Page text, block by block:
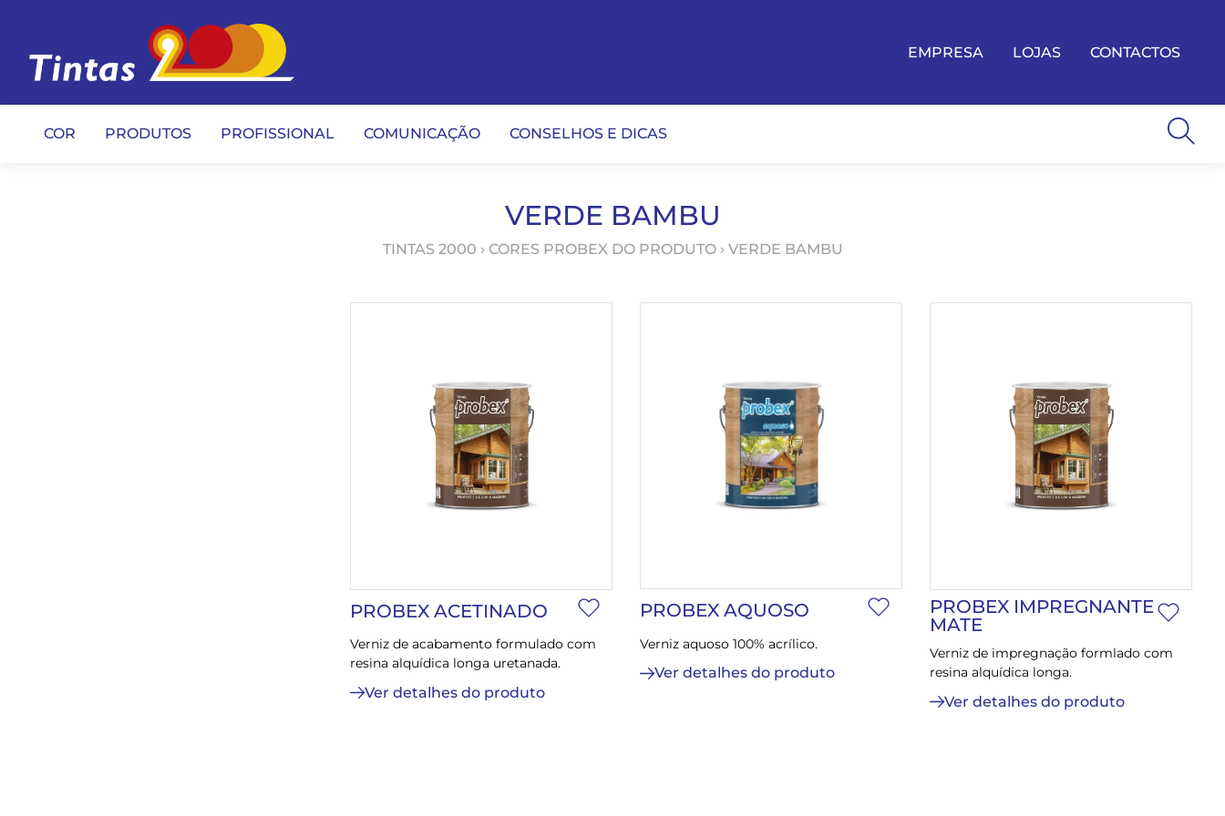
EMPRESA LOJAS CONTACTOS
COR PRODUTOS PROFISSIONAL COMUNICAÇÃO CONSELHOS E DICAS
VERDE BAMBU
TINTAS 2000 › CORES PROBEX DO PRODUTO › VERDE BAMBU
PROBEX ACETINADO
Verniz de acabamento formulado com
resina alquídica longa uretanada.
Ver detalhes do produto
PROBEX AQUOSO
Verniz aquoso 100% acrílico.
Ver detalhes do produto
PROBEX IMPREGNANTE
MATE
Verniz de impregnação formlado com
resina alquídica longa.
Ver detalhes do produto